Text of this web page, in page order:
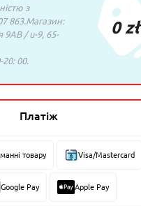
з
863.Магазин:
9AB / u-9, 65-
00.
0 zł
Платіж
товару Visa/Mastercard
Google Pay Apple Pay